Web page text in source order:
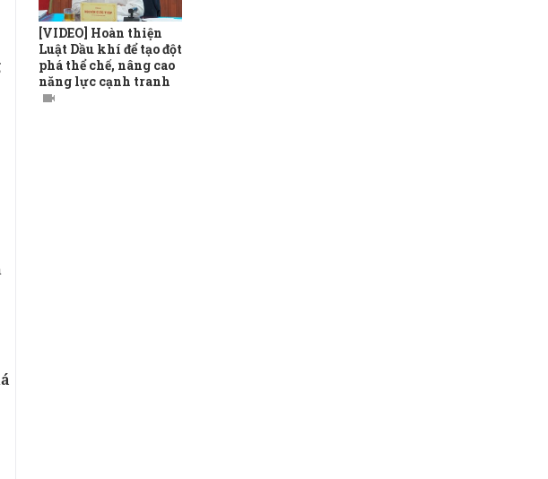
[VIDEO] Hoàn thiện
Luật Dầu khí để tạo đột
phá thể chế, nâng cao
năng lực cạnh tranh